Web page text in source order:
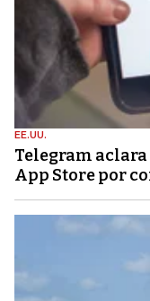
EE.UU.
Telegram
App Store por